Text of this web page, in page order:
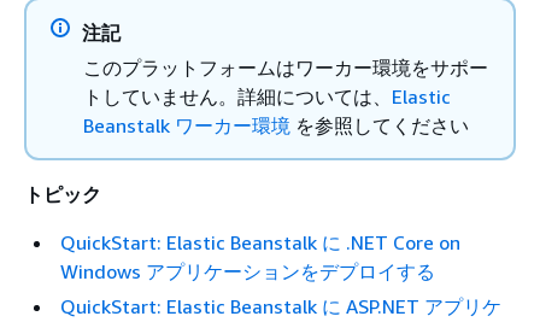
注記
このプラットフォームはワーカー環境をサポー
トしていません。詳細については、 Elastic
Beanstalk ワーカー環境 を参照してください
トピック
QuickStart: Elastic Beanstalk に .NET Core on
Windows アプリケーションをデプロイする
QuickStart: Elastic Beanstalk に ASP.NET アプリケ